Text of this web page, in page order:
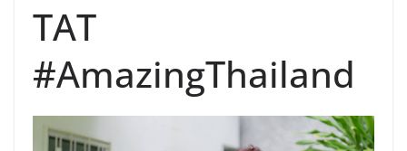
TAT
#AmazingThailand